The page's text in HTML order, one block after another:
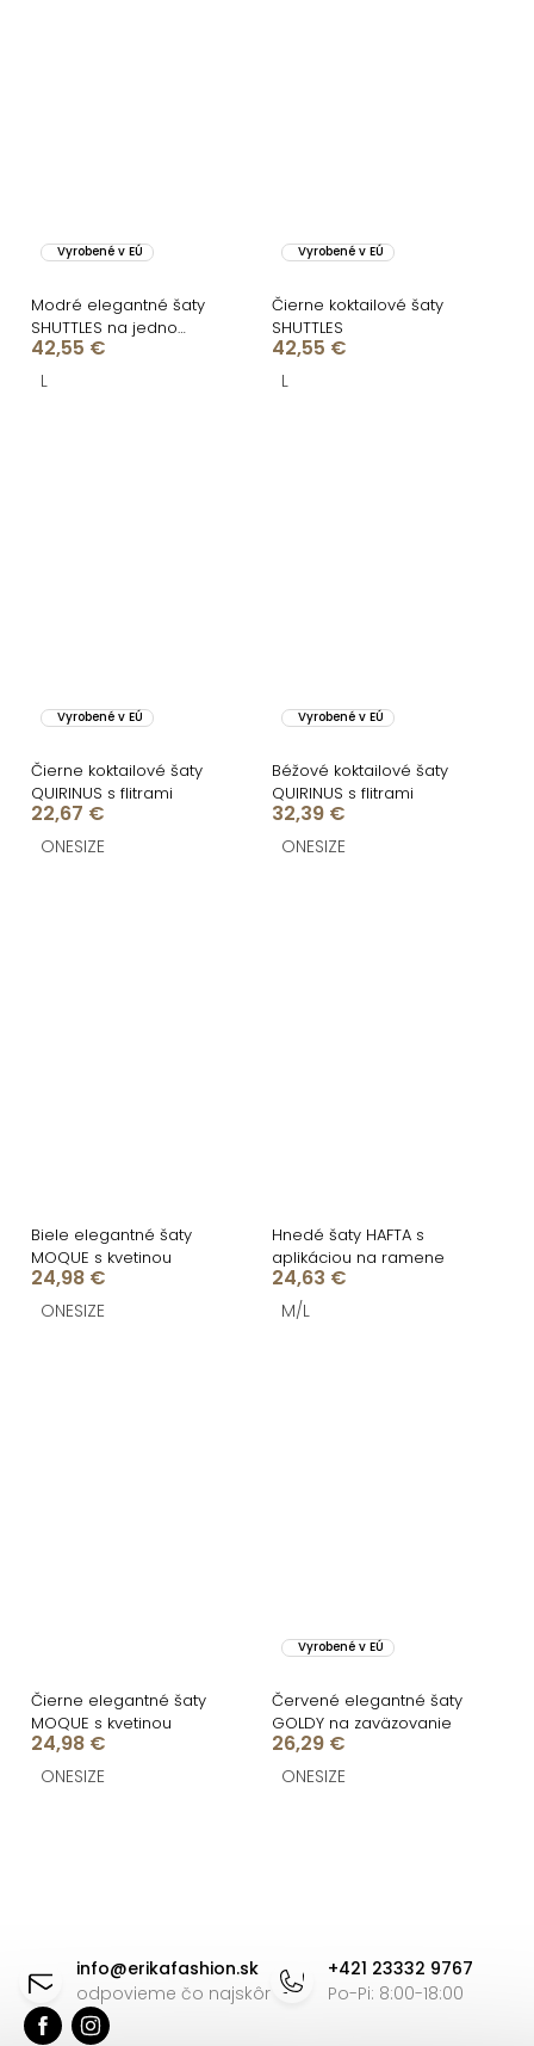
Vyrobené v EÚ
Modré elegantné šaty
SHUTTLES na jedno
rameno
42,55 €
L
Vyrobené v EÚ
Čierne koktailové šaty
SHUTTLES
42,55 €
L
Vyrobené v EÚ
Čierne koktailové šaty
QUIRINUS s flitrami
22,67 €
ONESIZE
Vyrobené v EÚ
Béžové koktailové šaty
QUIRINUS s flitrami
32,39 €
ONESIZE
Biele elegantné šaty
MOQUE s kvetinou
24,98 €
ONESIZE
Hnedé šaty HAFTA s
aplikáciou na ramene
24,63 €
M/L
Čierne elegantné šaty
MOQUE s kvetinou
24,98 €
ONESIZE
Vyrobené v EÚ
Červené elegantné šaty
GOLDY na zaväzovanie
26,29 €
ONESIZE
a
info@erikafashion.sk
odpovieme čo najskôr
+421 23332 9767
Po-Pi: 8:00-18:00